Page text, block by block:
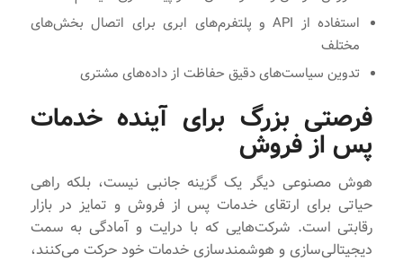
استفاده از API و پلتفرم‌های ابری برای اتصال بخش‌های
مختلف
تدوین سیاست‌های دقیق حفاظت از داده‌های مشتری
فرصتی بزرگ برای آینده خدمات
پس از فروش
هوش مصنوعی دیگر یک گزینه جانبی نیست، بلکه راهی
حیاتی برای ارتقای خدمات پس از فروش و تمایز در بازار
رقابتی است. شرکت‌هایی که با درایت و آمادگی به سمت
دیجیتالی‌سازی و هوشمندسازی خدمات خود حرکت می‌کنند،